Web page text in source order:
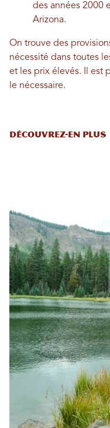
des années 2000
Arizona.
On trouve des
nécessité dans toutes
et les prix élevés. Il est
le nécessaire.
DÉCOUVREZ-EN PLUS